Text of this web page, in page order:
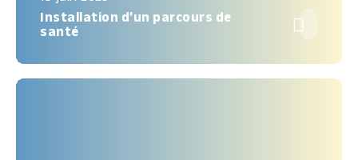
Installation d’un parcours de
santé
